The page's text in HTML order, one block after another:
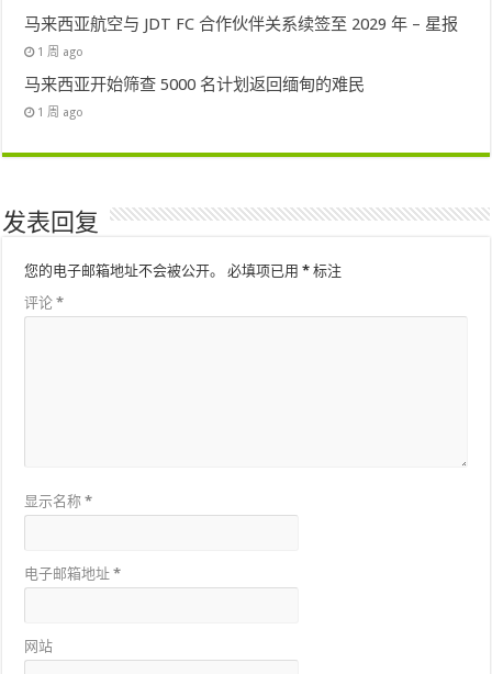
马来西亚航空与 JDT FC 合作伙伴关系续签至 2029 年 – 星报
1 周 ago
马来西亚开始筛查 5000 名计划返回缅甸的难民
1 周 ago
发表回复
您的电子邮箱地址不会被公开。 必填项已用* 标注
评论*
显示名称*
电子邮箱地址*
网站